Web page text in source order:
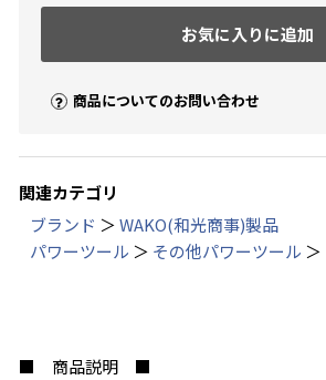
お気に入りに追加
商品についてのお問い合わせ
関連カテゴリ
ブランド ＞WAKO(和光商事)製品
パワーツール ＞ その他パワーツール ＞
■ 商品説明 ■